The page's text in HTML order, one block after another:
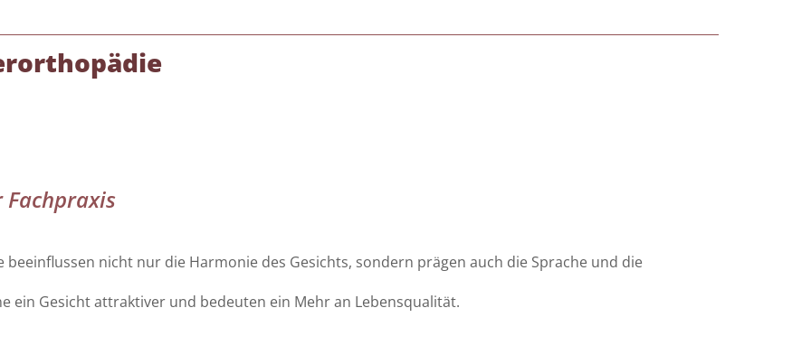
beeinflussen nicht nur die Harmonie des Gesichts, sondern prägen auch die Sprache und die
ein Gesicht attraktiver und bedeuten ein Mehr an Lebensqualität.